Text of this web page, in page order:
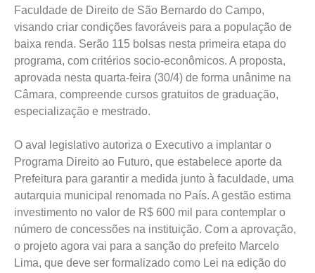
Faculdade de Direito de São Bernardo do Campo,
visando criar condições favoráveis para a população de
baixa renda. Serão 115 bolsas nesta primeira etapa do
programa, com critérios socio-econômicos. A proposta,
aprovada nesta quarta-feira (30/4) de forma unânime na
Câmara, compreende cursos gratuitos de graduação,
especialização e mestrado.
O aval legislativo autoriza o Executivo a implantar o
Programa Direito ao Futuro, que estabelece aporte da
Prefeitura para garantir a medida junto à faculdade, uma
autarquia municipal renomada no País. A gestão estima
investimento no valor de R$ 600 mil para contemplar o
número de concessões na instituição. Com a aprovação,
o projeto agora vai para a sanção do prefeito Marcelo
Lima, que deve ser formalizado como Lei na edição do